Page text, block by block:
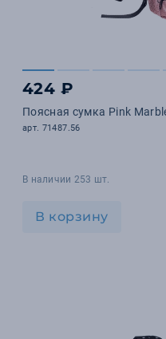
424 ₽
Поясная сумка Pink
арт. 71487.56
В наличии 253 шт.
В корзину